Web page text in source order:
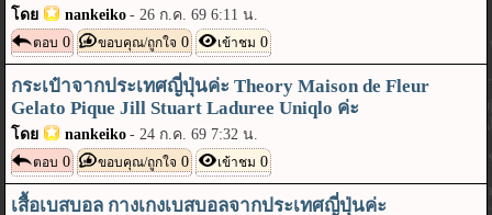
โดย nankeiko -26 ก.ค. 69 6:11 น.
ตอบ 0 ขอบคุณ/ถูกใจ 0 เข้าชม 0
กระเป๋าจากประเทศญี่ปุ่นค่ะ Theory Maison de Fleur
Gelato Pique Jill Stuart Laduree Uniqlo ค่ะ
โดย nankeiko -24 ก.ค. 69 7:32 น.
ตอบ 0 ขอบคุณ/ถูกใจ 0 เข้าชม 0
เสื้อเบสบอล กางเกงเบสบอลจากประเทศญี่ปุ่นค่ะ